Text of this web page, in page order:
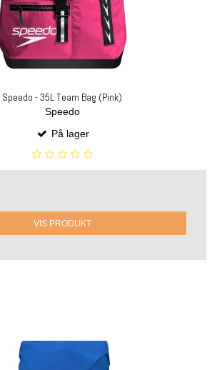
Speedo - 35L Team Bag (Pink)
Speedo
På lager
VIS PRODUKT